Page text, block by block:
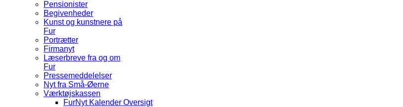
Pensionister
Begivenheder
Kunst og kunstnere på
Fur
Portrætter
Firmanyt
Læserbreve fra og om
Fur
Pressemeddelelser
Nyt fra Små-Øerne
Værktøjskassen
FurNyt Kalender Oversigt